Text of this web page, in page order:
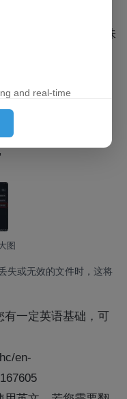
但这只会发生一
文件完整性。这意味
填充。您可以按照
》
图
失或无效的文件时，这将
一定英语基础，可
en-
and real-time
are loaded
first can cause
can finish pre-
bar when
is successful,